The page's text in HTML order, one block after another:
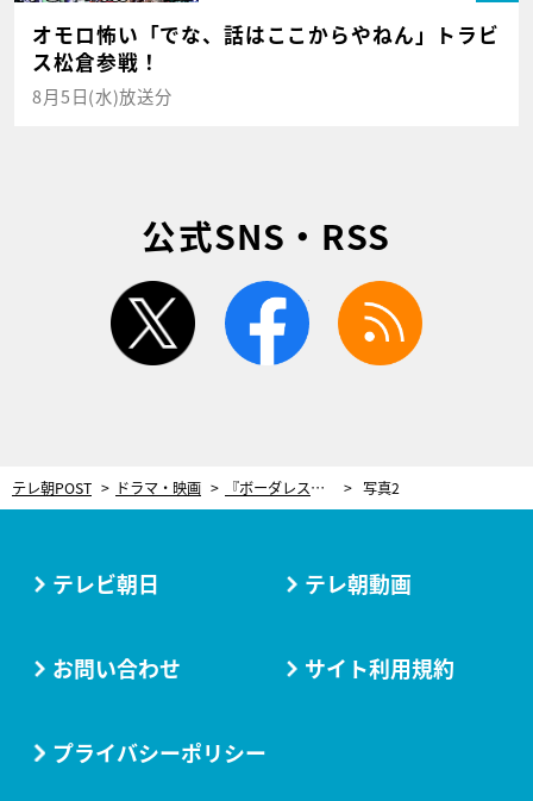
オモロ怖い「でな、話はここからやねん」トラビ
ス松倉参戦！
8月5日(水)放送分
公式SNS・RSS
twitter facebook
テレ朝POST ドラマ・映画 『ボーダレス』最終章、蕾（佐藤勝利）の目の前で…桃子（土屋太鳳）が撃たれる衝撃展開！ 写真2
テレビ朝日 テレ朝動画
お問い合わせ サイト利用規約
プライバシーポリシー